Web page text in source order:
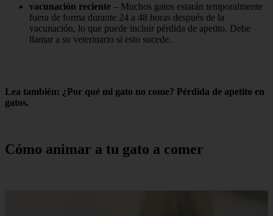
vacunación reciente – Muchos gatos estarán temporalmente
fuera de forma durante 24 a 48 horas después de la
vacunación, lo que puede incluir pérdida de apetito. Debe
llamar a su veterinario si esto sucede.
Lea también: ¿Por qué mi gato no come? Pérdida de apetito en
gatos.
Cómo animar a tu gato a comer